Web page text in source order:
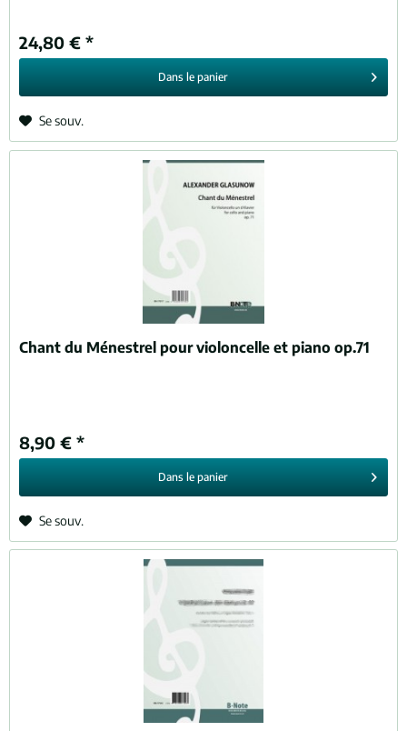
24,80 € *
Dans le panier
Se souv.
Chant du Ménestrel pour violoncelle et piano op.71
8,90 € *
Dans le panier
Se souv.